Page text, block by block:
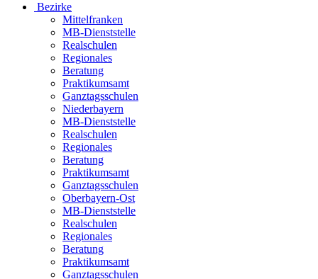
Bezirke
Mittelfranken
MB-Dienststelle
Realschulen
Regionales
Beratung
Praktikumsamt
Ganztagsschulen
Niederbayern
MB-Dienststelle
Realschulen
Regionales
Beratung
Praktikumsamt
Ganztagsschulen
Oberbayern-Ost
MB-Dienststelle
Realschulen
Regionales
Beratung
Praktikumsamt
Ganztagsschulen